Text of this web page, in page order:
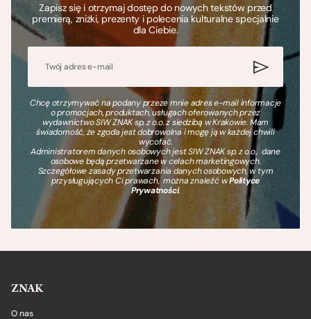
Zapisz się i otrzymaj dostęp do nowych tekstów przed
premierą, zniżki, prezenty i polecenia kulturalne specjalnie
dla Ciebie.
Chcę otrzymywać na podany przeze mnie adres e-mail informacje
o promocjach, produktach, usługach oferowanych przez
wydawnictwo SIW ZNAK sp. z o.o. z siedzibą w Krakowie. Mam
świadomość, że zgoda jest dobrowolna i mogę ją w każdej chwili
wycofać.
Administratorem danych osobowych jest SIW ZNAK sp. z o.o., dane
osobowe będą przetwarzane w celach marketingowych.
Szczegółowe zasady przetwarzania danych osobowych, w tym
przysługujących Ci prawach, można znaleźć wPolityce
Prywatności.
ZNAK
O nas